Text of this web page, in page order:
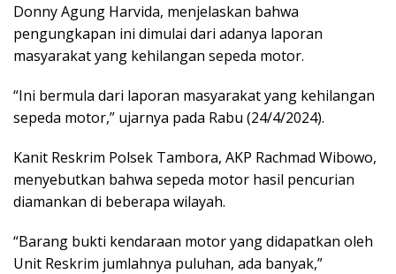
Donny Agung Harvida, menjelaskan bahwa
pengungkapan ini dimulai dari adanya laporan
masyarakat yang kehilangan sepeda motor.
“Ini bermula dari laporan masyarakat yang kehilangan
sepeda motor,” ujarnya pada Rabu (24/4/2024).
Kanit Reskrim Polsek Tambora, AKP Rachmad Wibowo,
menyebutkan bahwa sepeda motor hasil pencurian
diamankan di beberapa wilayah.
“Barang bukti kendaraan motor yang didapatkan oleh
Unit Reskrim jumlahnya puluhan, ada banyak,”